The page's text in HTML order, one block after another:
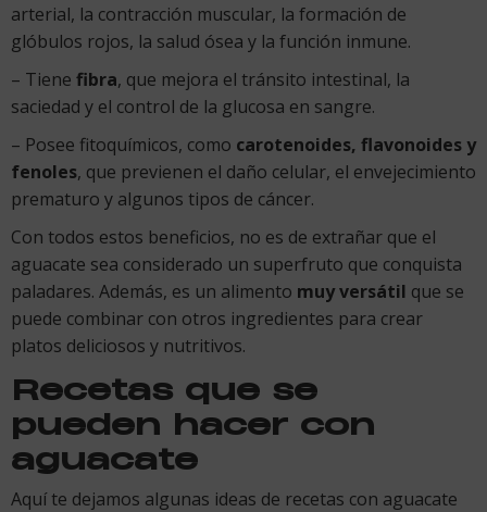
arterial, la contracción muscular, la formación de
glóbulos rojos, la salud ósea y la función inmune.
– Tiene fibra, que mejora el tránsito intestinal, la
saciedad y el control de la glucosa en sangre.
– Posee fitoquímicos, como carotenoides, flavonoides y
fenoles, que previenen el daño celular, el envejecimiento
prematuro y algunos tipos de cáncer.
Con todos estos beneficios, no es de extrañar que el
aguacate sea considerado un superfruto que conquista
paladares. Además, es un alimento muy versátil que se
puede combinar con otros ingredientes para crear
platos deliciosos y nutritivos.
Recetas que se
pueden hacer con
aguacate
Aquí te dejamos algunas ideas de recetas con aguacate